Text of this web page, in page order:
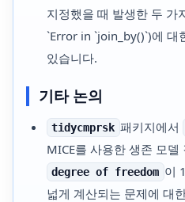
지정했을 때 발생한 두 가
`Error in `join_by()`)에 대
있습니다.
기타 논의
tidycmprsk 패키지에서
MICE를 사용한 생존 모델
degree of freedom 이
넓게 계산되는 문제에 대